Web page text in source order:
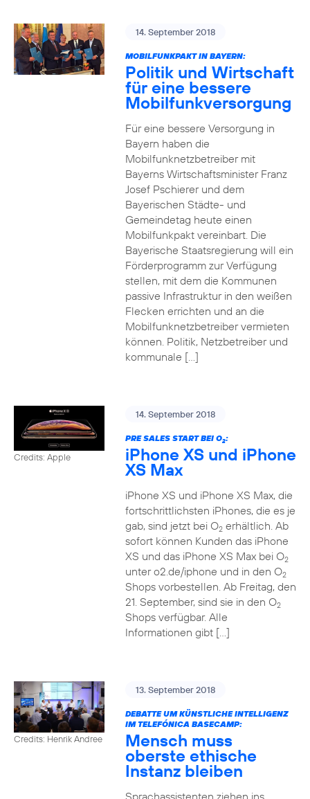
14. September 2018
MOBILFUNKPAKT IN BAYERN:
Politik und Wirtschaft
für eine bessere
Mobilfunkversorgung
Für eine bessere Versorgung in
Bayern haben die
Mobilfunknetzbetreiber mit
Bayerns Wirtschaftsminister Franz
Josef Pschierer und dem
Bayerischen Städte- und
Gemeindetag heute einen
Mobilfunkpakt vereinbart. Die
Bayerische Staatsregierung will ein
Förderprogramm zur Verfügung
stellen, mit dem die Kommunen
passive Infrastruktur in den weißen
Flecken errichten und an die
Mobilfunknetzbetreiber vermieten
können. Politik, Netzbetreiber und
kommunale […]
Credits: Apple
14. September 2018
PRE SALES START BEI O2:
iPhone XS und iPhone
XS Max
iPhone XS und iPhone XS Max, die
fortschrittlichsten iPhones, die es je
gab, sind jetzt bei O2erhältlich. Ab
sofort können Kunden das iPhone
XS und das iPhone XS Max bei O2
unter o2.de/iphone und in den O2
Shops vorbestellen. Ab Freitag, den
21. September, sind sie in den O2
Shops verfügbar. Alle
Informationen gibt […]
Credits: Henrik Andree
13. September 2018
DEBATTE UM KÜNSTLICHE INTELLIGENZ
IM TELEFÓNICA BASECAMP:
Mensch muss
oberste ethische
Instanz bleiben
Sprachassistenten ziehen ins